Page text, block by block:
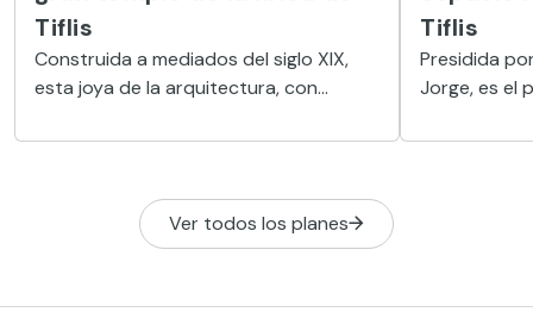
Tiflis
Construida a mediados del siglo XIX,
esta joya de la arquitectura, con
edificios más deslumbrantes de la
Tiflis
Presidida
Jorge, es el
de la capital
Ver todos los planes